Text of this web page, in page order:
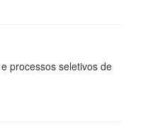
processos seletivos de